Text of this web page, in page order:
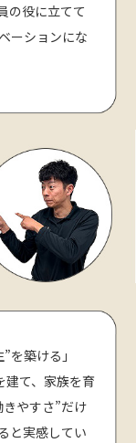
の役に立てて
ーションにな
を築ける」
建て、家族を育
やすさ”だけ
と実感してい